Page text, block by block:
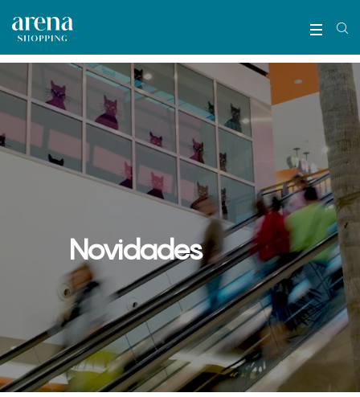
Novidades